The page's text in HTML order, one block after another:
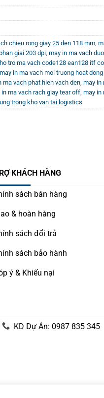
chieu rong giay 25 den 118 mm,
giai 203 dpi, may in ma vach
tro ma vach code128 ean128 itf
may in ma vach moi truong hoat
ma vach phat hien vach den, may in
in ma vach rach giay tear off, may in
trong kho van tai logistics
KHÁCH HÀNG
sách bán hàng
& hoàn hàng
sách đổi trả
sách bảo hành
ý & Khiếu nại
KD Dự Án: 0987 835 345